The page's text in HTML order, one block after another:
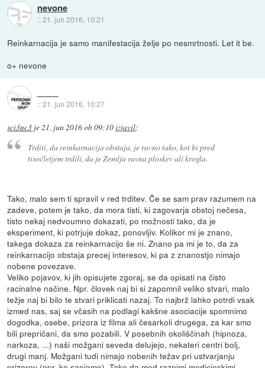
nevone
::21. jun 2016, 10:21
Reinkarnacija je samo manifestacija želje po nesmrtnosti. Let it be.
o+ nevone
::21. jun 2016, 10:27
sci3nc3 je21. jun 2016 ob 09:10izjavil:
Trditi, da reinkarnacija obstaja, je ravno tako, kot bi pred
tisočletjem trdili, da je Zemlja ravna ploskev ali krogla.
Tako, malo sem ti spravil v red trditev. Če se sam prav razumem na
zadeve, potem je tako, da mora tisti, ki zagovarja obstoj nečesa,
tisto nekaj nedvoumno dokazati, po možnosti tako, da je
eksperiment, ki potrjuje dokaz, ponovljiv. Kolikor mi je znano,
takega dokaza za reinkarnacijo še ni. Znano pa mi je to, da za
reinkarnacijo obstaja precej interesov, ki pa z znanostjo nimajo
nobene povezave.
Veliko pojavov, ki jih opisujete zgoraj, se da opisati na čisto
racinalne načine. Npr. človek naj bi si zapomnil veliko stvari, malo
težje naj bi bilo te stvari priklicati nazaj. To najbrž lahko potrdi vsak
izmed nas, saj se včasih na podlagi kakšne asociacije spomnimo
dogodka, osebe, prizora iz filma ali česarkoli drugega, za kar smo
bili prepričani, da smo pozabili. V posebnih okoliščinah (hipnoza,
narkoza, ...) naši možgani seveda delujejo, nekateri centri bolj,
drugi manj. Možgani tudi nimajo nobenih težav pri ustvarjanju